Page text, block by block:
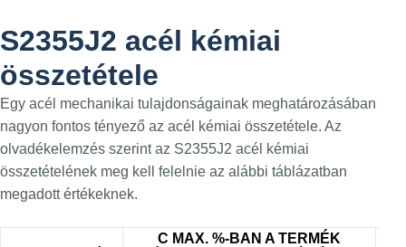
S2355J2 acél kémiai
összetétele
Egy acél mechanikai tulajdonságainak meghatározásában
nagyon fontos tényező az acél kémiai összetétele. Az
olvadékelemzés szerint az S2355J2 acél kémiai
összetételének meg kell felelnie az alábbi táblázatban
megadott értékeknek.
C MAX. %-BAN A TERMÉK